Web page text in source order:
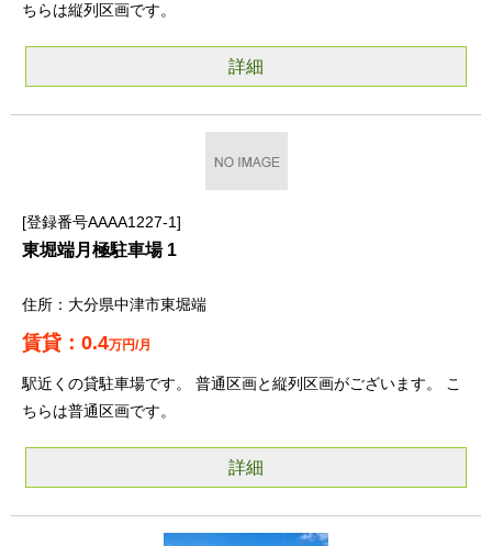
ちらは縦列区画です。
詳細
登録番号AAAA1227-1
東堀端月極駐車場 1
大分県中津市東堀端
0.4万円/月
駅近くの貸駐車場です。 普通区画と縦列区画がございます。 こ
ちらは普通区画です。
詳細